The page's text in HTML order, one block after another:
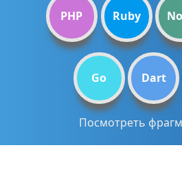
PHP Ruby
Go Dart
Посмотреть